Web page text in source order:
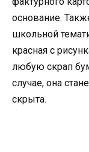
основание.
школьной
красная с
любую скрап
случае, она
скрыта.